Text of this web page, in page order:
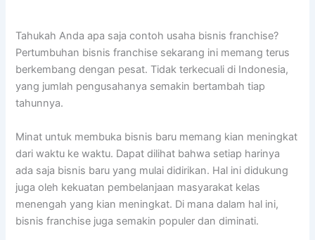
Tahukah Anda apa saja contoh usaha bisnis franchise?
Pertumbuhan bisnis franchise sekarang ini memang terus
berkembang dengan pesat. Tidak terkecuali di Indonesia,
yang jumlah pengusahanya semakin bertambah tiap
tahunnya.
Minat untuk membuka bisnis baru memang kian meningkat
dari waktu ke waktu. Dapat dilihat bahwa setiap harinya
ada saja bisnis baru yang mulai didirikan. Hal ini didukung
juga oleh kekuatan pembelanjaan masyarakat kelas
menengah yang kian meningkat. Di mana dalam hal ini,
bisnis franchise juga semakin populer dan diminati.